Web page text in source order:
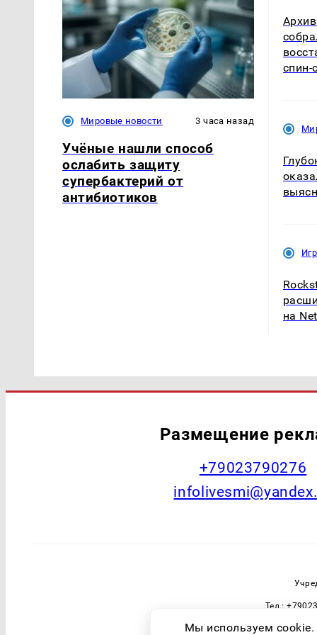
Мировые новости 3 часа назад
Учёные нашли способ
ослабить защиту
супербактерий от
антибиотиков
спин-
на
Размещение
+79023790276
Тел.:
Мы используем